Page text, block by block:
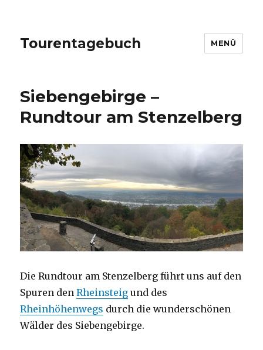
Tourentagebuch MENÜ
Siebengebirge –
Rundtour am Stenzelberg
Die Rundtour am Stenzelberg führt uns auf den
Spuren denRheinsteig und des
Rheinhöhenwegs durch die wunderschönen
Wälder des Siebengebirge.